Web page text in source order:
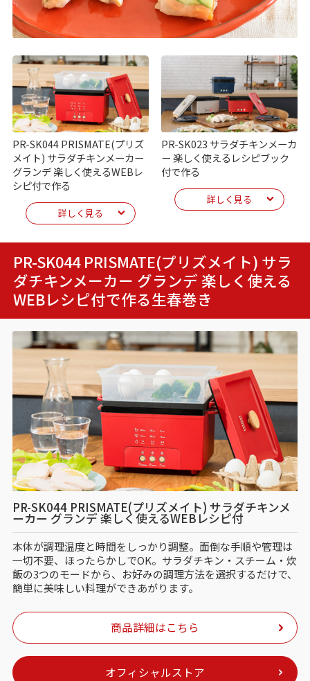
PR-SK044 PRISMATE(プリズ
メイト) サラダチキンメーカー
グランデ 楽しく使えるWEBレ
シピ付で作る
詳しく見る
PR-SK023 サラダチキンメーカ
ー 楽しく使えるレシピブック
付で作る
詳しく見る
PR-SK044 PRISMATE(プリズメイト) サラ
ダチキンメーカー グランデ 楽しく使える
WEBレシピ付で作る生春巻き
PR-SK044 PRISMATE(プリズメイト) サラダチキンメ
ーカー グランデ 楽しく使えるWEBレシピ付
本体が調理温度と時間をしっかり調整。面倒な手順や管理は
一切不要、ほったらかしでOK。サラダチキン・スチーム・炊
飯の3つのモードから、お好みの調理方法を選択するだけで、
簡単に美味しい料理ができあがります。
商品詳細はこちら
オフィシャルストア